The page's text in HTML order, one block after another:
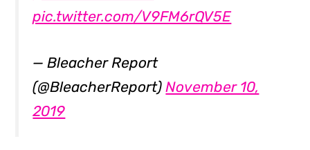
pic.twitter.com/V9FM6rQV5E
— Bleacher Report
(@BleacherReport)November 10,
2019